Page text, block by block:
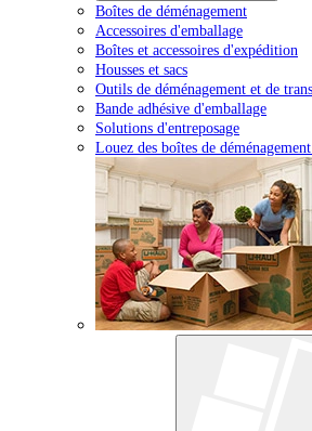
Boîtes de déménagement
Accessoires d'emballage
Boîtes et accessoires d'expédition
Housses et sacs
Outils de déménagement et de
Bande adhésive d'emballage
Solutions d'entreposage
Louez des boîtes de